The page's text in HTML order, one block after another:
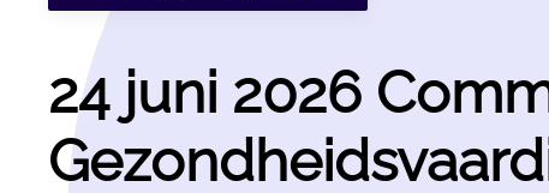
24 juni 2026